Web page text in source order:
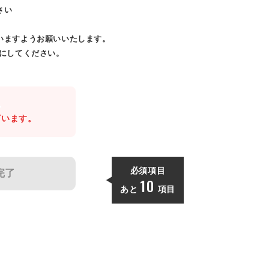
い
すようお願いいたします。
してください。
ます。
了 必須項目
あと 10 項目